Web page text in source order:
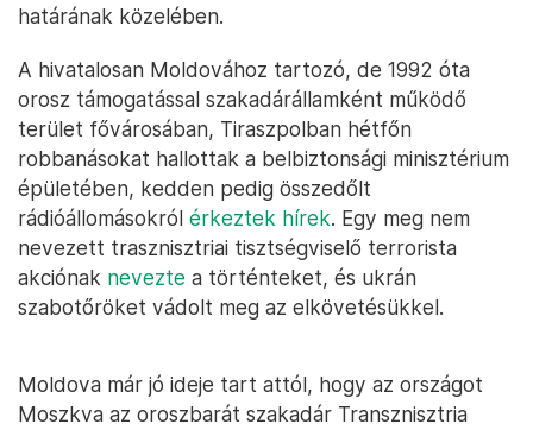
határának közelében.
A hivatalosan Moldovához tartozó, de 1992 óta
orosz támogatással szakadárállamként működő
terület fővárosában, Tiraszpolban hétfőn
robbanásokat hallottak a belbiztonsági minisztérium
épületében, kedden pedig összedőlt
rádióállomásokról érkeztek hírek. Egy meg nem
nevezett trasznisztriai tisztségviselő terrorista
akciónak nevezte a történteket, és ukrán
szabotőröket vádolt meg az elkövetésükkel.
Moldova már jó ideje tart attól, hogy az országot
Moszkva az oroszbarát szakadár Transznisztria